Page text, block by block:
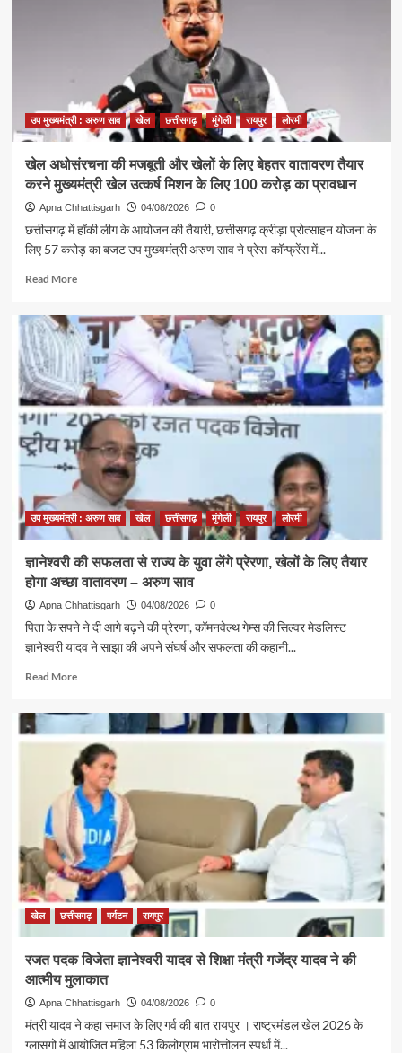
चीन
में
होने
एशिया
कप
में
दम
उप मुख्यमंत्री : अरुण साव खेल छत्तीसगढ़ मुंगेली रायपुर लोरमी
खेल अधोसंरचना की मजबूती और खेलों के लिए बेहतर वातावरण तैयार
करने मुख्यमंत्री खेल उत्कर्ष मिशन के लिए 100 करोड़ का प्रावधान
Apna Chhattisgarh 04/08/2026 0
छत्तीसगढ़ में हॉकी लीग के आयोजन की तैयारी, छत्तीसगढ़ क्रीड़ा प्रोत्साहन योजना के
लिए 57 करोड़ का बजट उप मुख्यमंत्री अरुण साव ने प्रेस-कॉन्फ्रेंस में...
Read MoreRead
खेल
अधोसंरचना
की
मजबूती
और
खेलों
के
लिए
बेहतर
वातावरण
तैयार
करने
उत्कर्ष
मिशन
के
100
करोड़
उप मुख्यमंत्री : अरुण साव खेल छत्तीसगढ़ मुंगेली रायपुर लोरमी
ज्ञानेश्वरी की सफलता से राज्य के युवा लेंगे प्रेरणा, खेलों के लिए तैयार
होगा अच्छा वातावरण – अरुण साव
Apna Chhattisgarh 04/08/2026 0
पिता के सपने ने दी आगे बढ़ने की प्रेरणा, कॉमनवेल्थ गेम्स की सिल्वर मेडलिस्ट
ज्ञानेश्वरी यादव ने साझा की अपने संघर्ष और सफलता की कहानी...
Read MoreRead
ज्ञानेश्वरी
की
सफलता
से
राज्य
के
युवा
लेंगे
प्रेरणा,
खेलों
के
लिए
अच्छा
वातावरण
–
साव
खेल छत्तीसगढ़ पर्यटन रायपुर
रजत पदक विजेता ज्ञानेश्वरी यादव से शिक्षा मंत्री गजेंद्र यादव ने की
आत्मीय मुलाकात
Apna Chhattisgarh 04/08/2026 0
मंत्री यादव ने कहा समाज के लिए गर्व की बात रायपुर । राष्ट्रमंडल खेल 2026 के
ग्लासगो में आयोजित महिला 53 किलोग्राम भारोत्तोलन स्पर्धा में...